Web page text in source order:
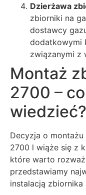
Dzierżawa
zbiorniki na
dostawcy
dodatkowymi
związanymi z
Montaż
2700 –
wiedzieć?
Decyzja o
2700 l wiąże się z
które warto
przedstawiamy
instalacją zbiornika